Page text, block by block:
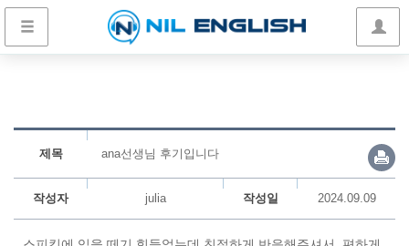
제목 ana선생님 후기입니다
작성자 julia 작성일 2024.09.09